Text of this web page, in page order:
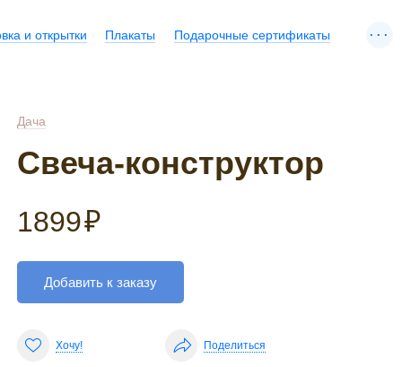
и открытки Плакаты Подарочные сертификаты ...
Дача
Свеча-конструктор
1899₽
Добавить к заказу
Хочу! Поделиться